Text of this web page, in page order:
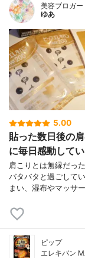
美容ブロガー
ゆあ
5.00
貼った数日後の
に毎日感動してい
肩こりとは無縁だっ
バタバタと過ごして
まい、湿布やマッサ
ピップ
エレキバン